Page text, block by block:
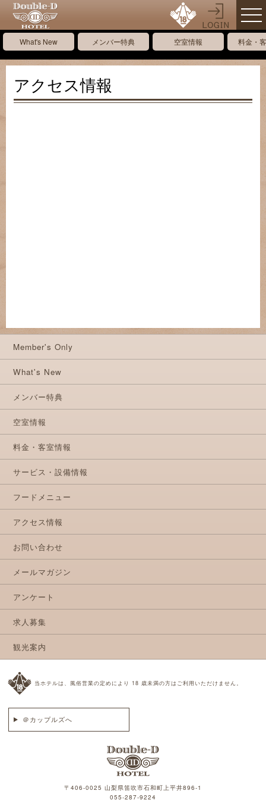
What's New メンバー特典 空室情報 料金・
アクセス情報
Member's Only
What's New
メンバー特典
空室情報
料金・客室情報
サービス・設備情報
フードメニュー
アクセス情報
お問い合わせ
メールマガジン
アンケート
求人募集
観光案内
当ホテルは、風俗営業の定めにより 18 歳未満の方はご利用いただけません。
＠カップルズへ
〒406-0025 山梨県笛吹市石和町上平井896-1
055-287-9224